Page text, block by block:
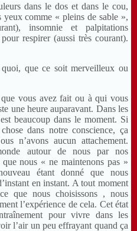
dans le dos et dans le cou,
comme « pleins de sable »,
insomnie et palpitations
respirer (aussi très courant).
que ce soit merveilleux ou
vous avez fait ou à qui vous
une heure auparavant. Dans les
beaucoup dans le moment. Si
dans notre conscience, ça
n’avons aucun attachement.
autour de nous par nos
nous « ne maintenons pas »
étant donné que nous
en instant. A tout moment
que nous choisissons , nous
l’expérience de cela. Cet état
pour vivre dans les
l’air un peu effrayant quand ça